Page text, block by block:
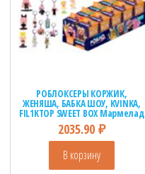
РОБЛОКСЕРЫ КОРЖИК,
ЖЕНЯША, БАБКА ШОУ, KVINKA,
FIL1KTOP SWEET BOX Мармелад
с игрушкой/подарком в
коробочке 1кор*12бл*10шт,
10г.
2035.90 ₽
В корзину